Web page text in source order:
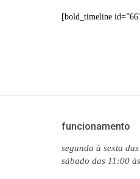
[bold_timeline
funcionamento
segunda à sexta
sábado das 11:00